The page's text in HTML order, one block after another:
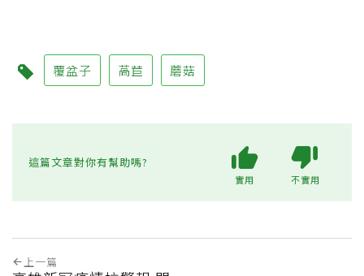
覆盆子 萵苣 蘑菇
這篇文章對你有幫助嗎?
實用 不實用
上一篇